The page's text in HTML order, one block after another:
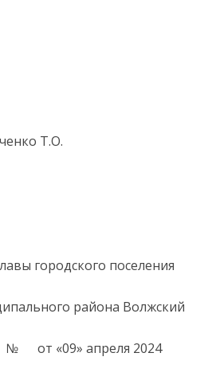
Т.О.
городского поселения
района Волжский
№ от «09» апреля 2024